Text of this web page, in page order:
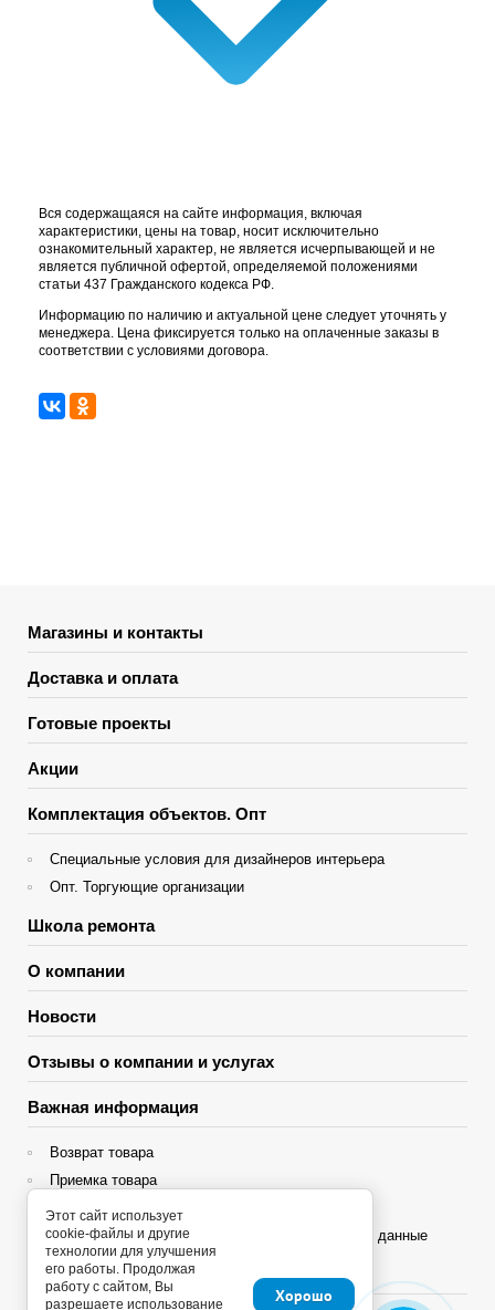
Вся содержащаяся на сайте информация, включая
характеристики, цены на товар, носит исключительно
ознакомительный характер, не является исчерпывающей и не
является публичной офертой, определяемой положениями
статьи 437 Гражданского кодекса РФ.
Информацию по наличию и актуальной цене следует уточнять у
менеджера. Цена фиксируется только на оплаченные заказы в
соответствии с условиями договора.
Магазины и контакты
Доставка и оплата
Готовые проекты
Акции
Комплектация объектов. Опт
Специальные условия для дизайнеров интерьера
Опт. Торгующие организации
Школа ремонта
О компании
Новости
Отзывы о компании и услугах
Важная информация
Возврат товара
Приемка товара
Гарантия
Политика конфиденциальности и персональные данные
Яндекс Сплит
Этот сайт использует
cookie-файлы и другие
технологии для улучшения
его работы. Продолжая
работу с сайтом, Вы
разрешаете использование
Хорошо